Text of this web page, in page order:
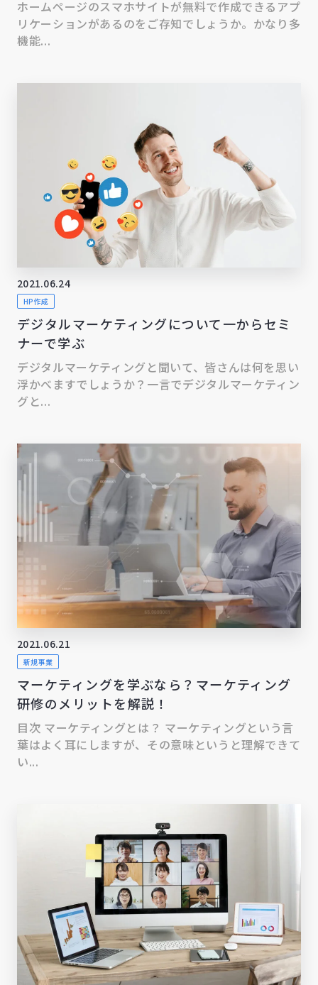
ホームページのスマホサイトが無料で作成できるアプ
リケーションがあるのをご存知でしょうか。かなり多
機能...
2021.06.24
HP作成
デジタルマーケティングについて一からセミ
ナーで学ぶ
デジタルマーケティングと聞いて、皆さんは何を思い
浮かべますでしょうか？一言でデジタルマーケティン
グと...
2021.06.21
新規事業
マーケティングを学ぶなら？マーケティング
研修のメリットを解説！
目次 マーケティングとは？ マーケティングという言
葉はよく耳にしますが、その意味というと理解できて
い...